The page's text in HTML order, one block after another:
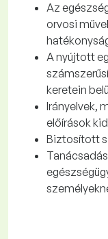
Az
orvosi
A nyújtott
keretein
Irányelvek,
előírások
Biztosított